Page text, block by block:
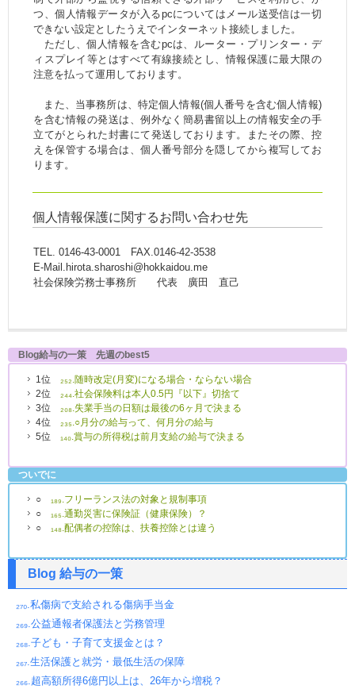
つ、個人情報データが入るpcについてはメール送受信は一切
できない設定としたうえでインターネット接続しました。
ただし、個人情報を含むpcは、ルーター・プリンター・デ
ィスプレイ等とはすべて有線接続とし、情報保護に最大限の
注意を払って運用しております。
また、当事務所は、特定個人情報(個人番号を含む個人情報)
を含む情報の発送は、例外なく簡易書留以上の情報安全の手
立てがとられた封書にて発送しております。またその際、控
えを保管する場合は、個人番号部分を隠してから複写してお
ります。
個人情報保護に関するお問い合わせ先
TEL. 0146-43-0001 FAX.0146-42-3538
E-Mail.hirota.sharoshi@hokkaidou.me
社会保険労務士事務所 代表 廣田 直己
Blog給与の一策 先週のbest5
1位 ₂₅₂.随時改定(月変)になる場合・ならない場合
2位 ₂₄₄.社会保険料は本人0.5円『以下』切捨て
3位 ₂₀₈.失業手当の日額は最後の6ヶ月で決まる
4位 ₂₃₅.○月分の給与って、何月分の給与
5位 ₁₄₀.賞与の所得税は前月支給の給与で決まる
ついでに
○ ₁₈₉.フリーランス法の対象と規制事項
○ ₁₆₅.通勤災害に保険証（健康保険）？
○ ₁₄₈.配偶者の控除は、扶養控除とは違う
Blog 給与の一策
₂₇₀.私傷病で支給される傷病手当金
₂₆₉.公益通報者保護法と労務管理
₂₆₈.子ども・子育て支援金とは？
₂₆₇.生活保護と就労・最低生活の保障
₂₆₆.超高額所得6億円以上は、26年から増税？